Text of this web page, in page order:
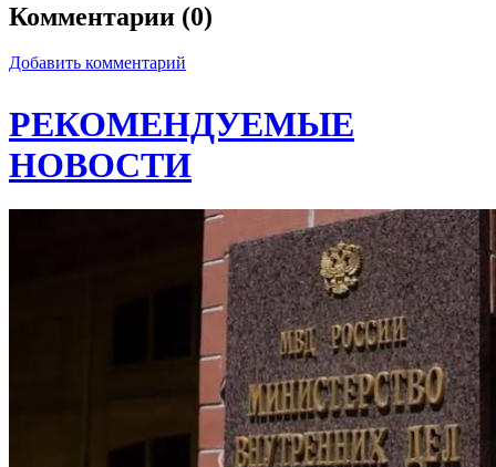
Комментарии (0)
Добавить комментарий
РЕКОМЕНДУЕМЫЕ
НОВОСТИ